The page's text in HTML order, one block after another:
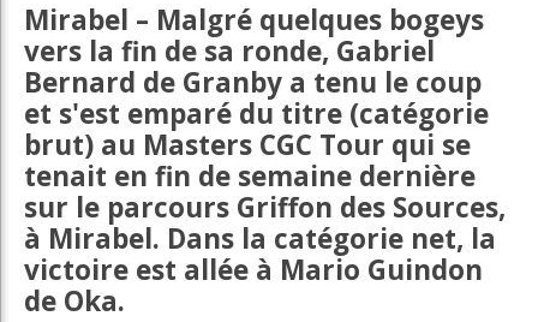
Mirabel – Malgré quelques bogeys
vers la fin de sa ronde, Gabriel
Bernard de Granby a tenu le coup
et s'est emparé du titre (catégorie
brut) au Masters CGC Tour qui se
tenait en fin de semaine dernière
sur le parcours Griffon des Sources,
à Mirabel. Dans la catégorie net, la
victoire est allée à Mario Guindon
de Oka.